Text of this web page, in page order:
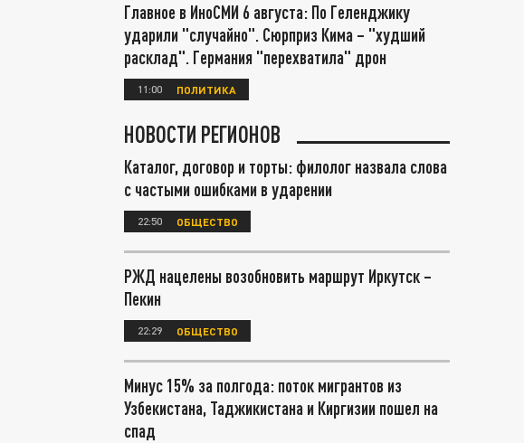
Главное в ИноСМИ 6 августа: По Геленджику
ударили "случайно". Сюрприз Кима – "худший
расклад". Германия "перехватила" дрон
11:00 ПОЛИТИКА
НОВОСТИ РЕГИОНОВ
Каталог, договор и торты: филолог назвала слова
с частыми ошибками в ударении
22:50 ОБЩЕСТВО
РЖД нацелены возобновить маршрут Иркутск –
Пекин
22:29 ОБЩЕСТВО
Минус 15% за полгода: поток мигрантов из
Узбекистана, Таджикистана и Киргизии пошел на
спад